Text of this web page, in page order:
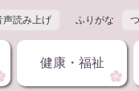
声読み上げ ふりがな
健康・福祉